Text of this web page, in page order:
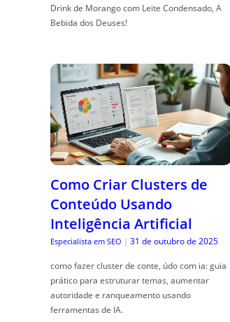
Drink de Morango com Leite Condensado, A
Bebida dos Deuses!
Como Criar Clusters de
Conteúdo Usando
Inteligência Artificial
Especialista em SEO | 31 de outubro de 2025
como fazer cluster de conte, údo com ia: guia
prático para estruturar temas, aumentar
autoridade e ranqueamento usando
ferramentas de IA.